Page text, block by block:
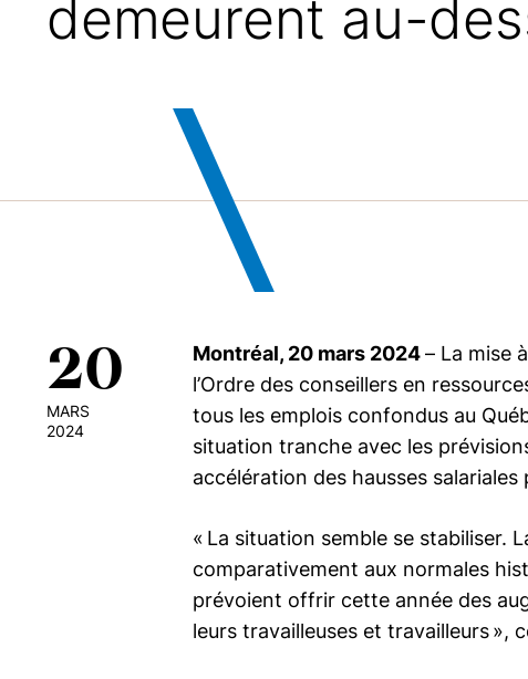
demeurent au-
20
MARS
2024
Montréal, 20 mars 2024– La mise
l’Ordre des conseillers en
tous les emplois confondus au
situation tranche avec les
accélération des hausses
« La situation semble se stabiliser.
comparativement aux normales
prévoient offrir cette année des
leurs travailleuses et travailleurs »,